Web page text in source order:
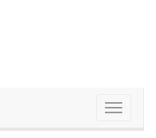
Toggle